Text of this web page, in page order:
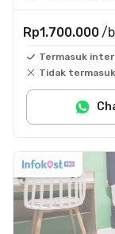
Rp1.700.000 /
Termasuk
Tidak